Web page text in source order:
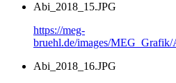
Abi_2018_15.JPG
https://meg-
bruehl.de/images/
Abi_2018_16.JPG